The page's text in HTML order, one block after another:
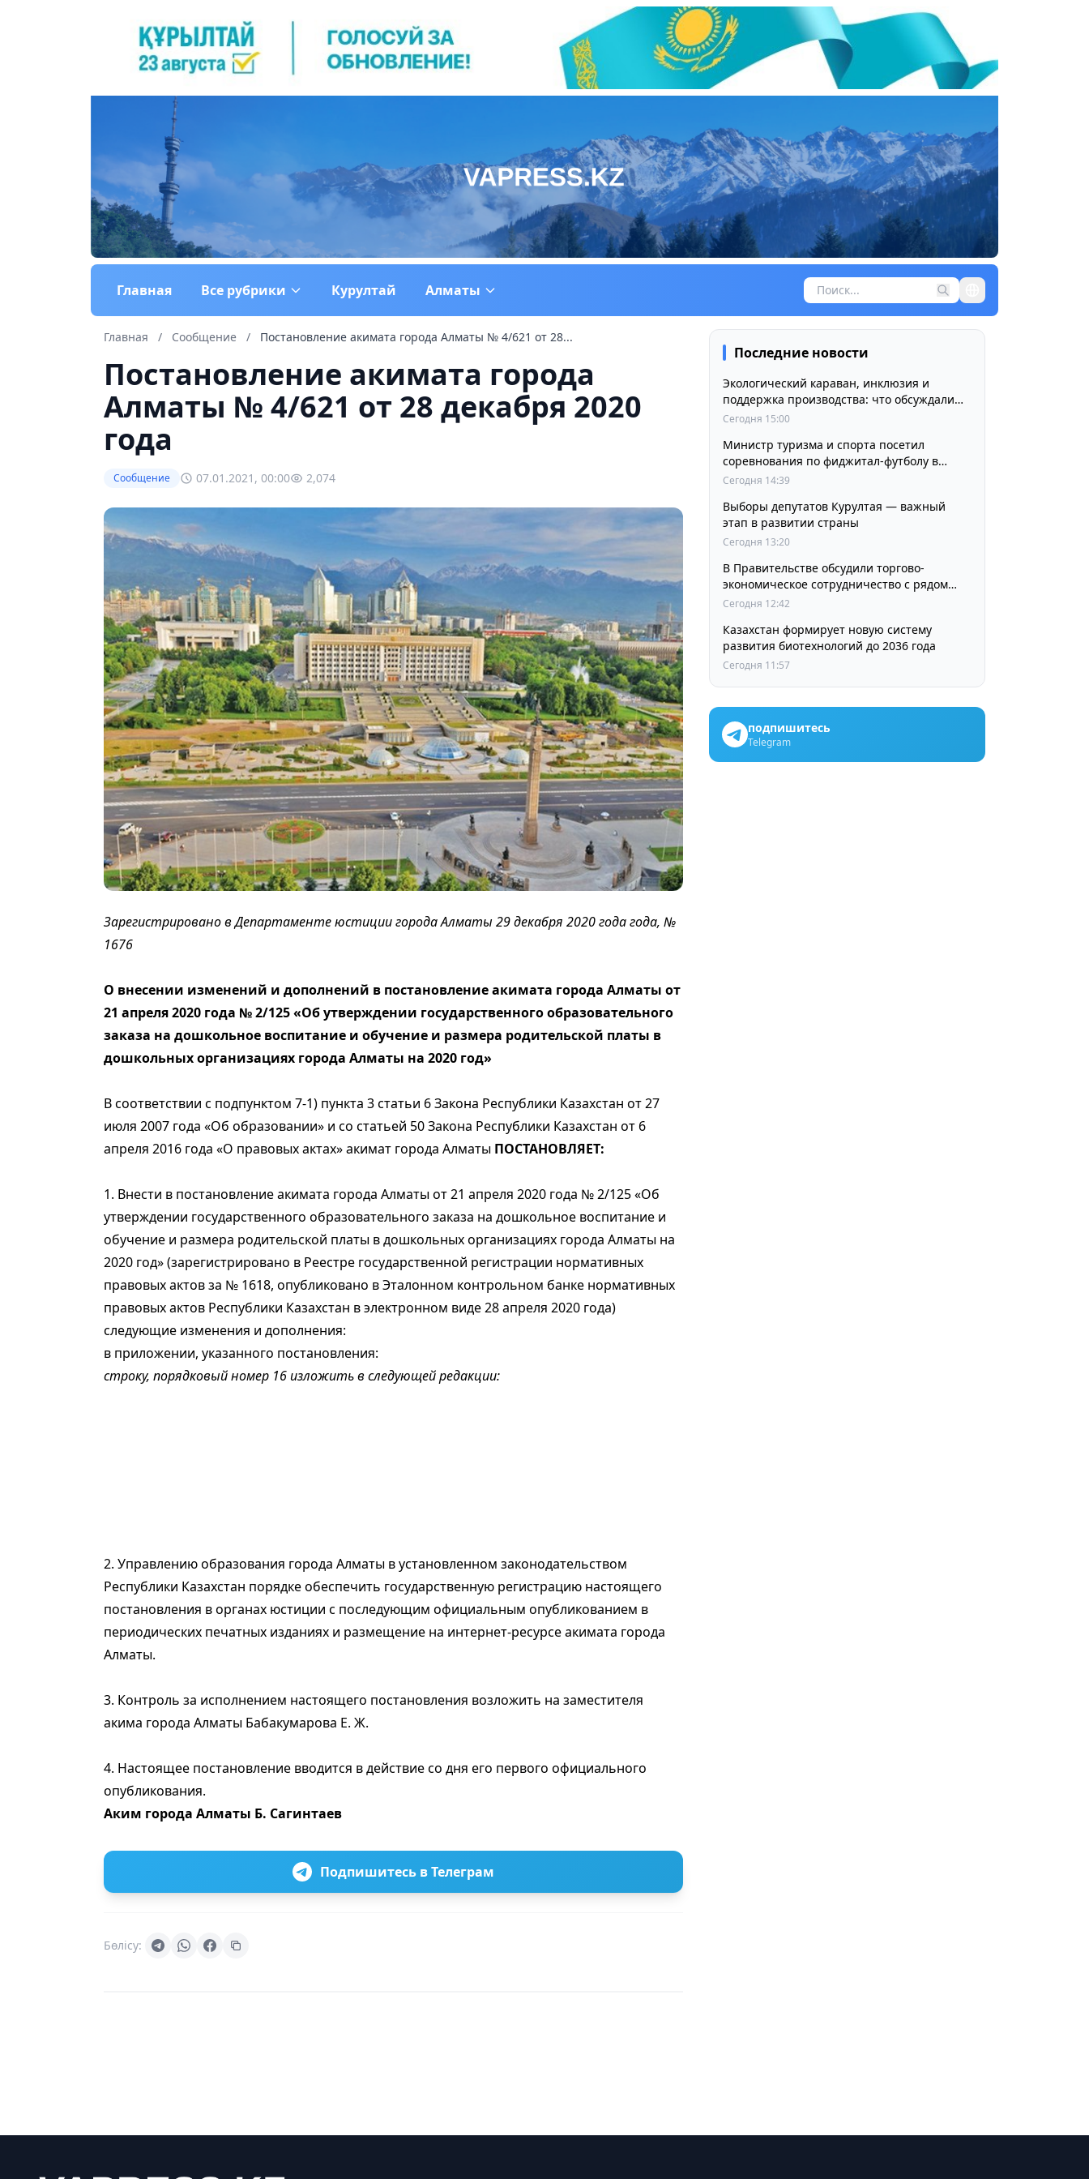
Главная Все рубрики Курултай Алматы
Главная / Сообщение / Постановление акимата города Алматы № 4/621 от 28...
Постановление акимата города
Алматы № 4/621 от 28 декабря 2020
года
Сообщение 07.01.2021, 00:00 2,074
Зарегистрировано в Департаменте юстиции города Алматы 29 декабря 2020 года года, №
1676
О внесении изменений и дополнений в постановление акимата города Алматы от
21 апреля 2020 года № 2/125 «Об утверждении государственного образовательного
заказа на дошкольное воспитание и обучение и размера родительской платы в
дошкольных организациях города Алматы на 2020 год»
В соответствии с подпунктом 7-1) пункта 3 статьи 6 Закона Республики Казахстан от 27
июля 2007 года «Об образовании» и со статьей 50 Закона Республики Казахстан от 6
апреля 2016 года «О правовых актах» акимат города Алматы ПОСТАНОВЛЯЕТ:
1. Внести в постановление акимата города Алматы от 21 апреля 2020 года № 2/125 «Об
утверждении государственного образовательного заказа на дошкольное воспитание и
обучение и размера родительской платы в дошкольных организациях города Алматы на
2020 год» (зарегистрировано в Реестре государственной регистрации нормативных
правовых актов за № 1618, опубликовано в Эталонном контрольном банке нормативных
правовых актов Республики Казахстан в электронном виде 28 апреля 2020 года)
следующие изменения и дополнения:
в приложении, указанного постановления:
строку, порядковый номер 16 изложить в следующей редакции:
2. Управлению образования города Алматы в установленном законодательством
Республики Казахстан порядке обеспечить государственную регистрацию настоящего
постановления в органах юстиции с последующим официальным опубликованием в
периодических печатных изданиях и размещение на интернет-ресурсе акимата города
Алматы.
3. Контроль за исполнением настоящего постановления возложить на заместителя
акима города Алматы Бабакумарова Е. Ж.
4. Настоящее постановление вводится в действие со дня его первого официального
опубликования.
Аким города Алматы Б. Сагинтаев
Подпишитесь в Телеграм
Бөлісу:
Последние новости
Экологический караван, инклюзия и
поддержка производства: что обсуждали
партии в регионах
Сегодня 15:00
Министр туризма и спорта посетил
соревнования по фиджитал-футболу в
рамках «Игр Будущего 2026»
Сегодня 14:39
Выборы депутатов Курултая — важный
этап в развитии страны
Сегодня 13:20
В Правительстве обсудили торгово-
экономическое сотрудничество с рядом
стран
Сегодня 12:42
Казахстан формирует новую систему
развития биотехнологий до 2036 года
Сегодня 11:57
подпишитесь
Telegram